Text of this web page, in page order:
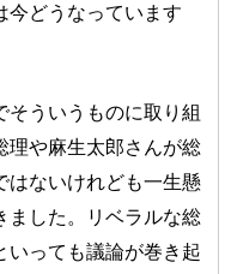
今どうなっています
そういうものに取り組
理や麻生太郎さんが総
はないけれども一生懸
ました。リベラルな総
いっても議論が巻き起